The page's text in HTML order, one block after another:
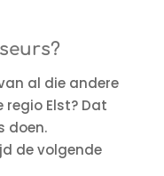
al die andere
Elst? Dat
doen.
de volgende